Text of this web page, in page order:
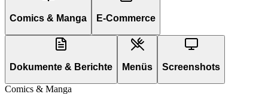
Comics & Manga E-Commerce
Dokumente & Berichte Menüs Screenshots
Comics & Manga